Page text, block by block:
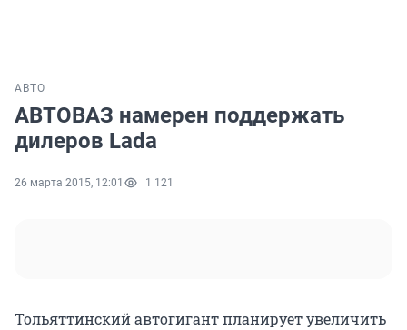
АВТО
АВТОВАЗ намерен поддержать
дилеров Lada
26 марта 2015, 12:01 1 121
Тольяттинский автогигант планирует увеличить